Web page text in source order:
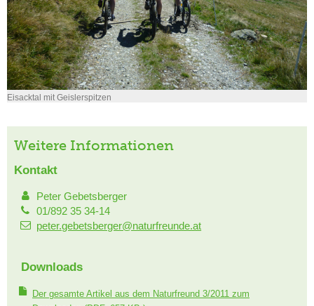
Eisacktal mit Geislerspitzen
Weitere Informationen
Kontakt
Peter Gebetsberger
01/892 35 34-14
peter.gebetsberger@naturfreunde.at
Downloads
Der gesamte Artikel aus dem Naturfreund 3/2011 zum